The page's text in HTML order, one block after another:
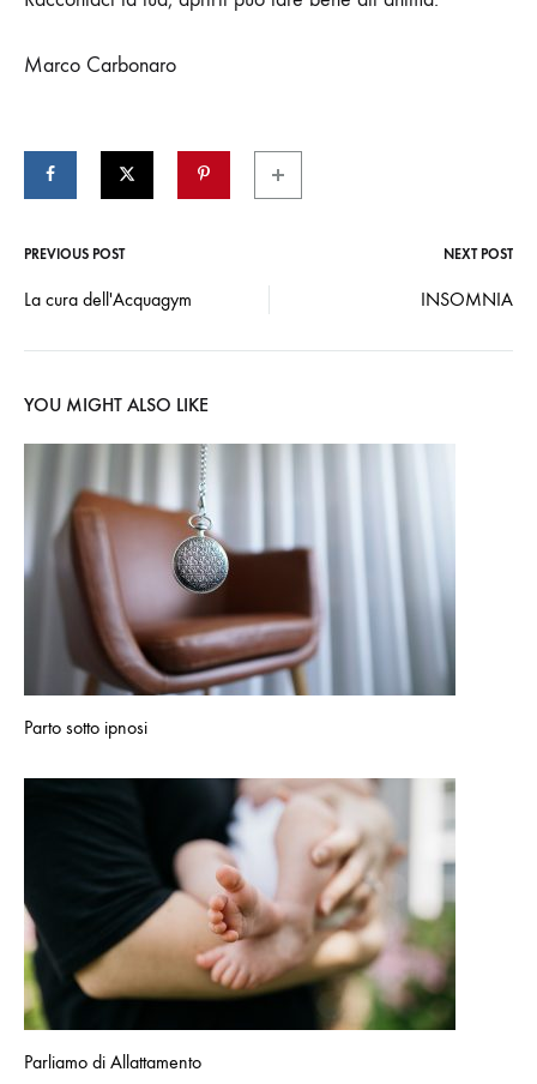
Marco Carbonaro
Post
navigation
PREVIOUS POST NEXT POST
La cura dell'Acquagym INSOMNIA
YOU MIGHT ALSO LIKE
Parto sotto ipnosi
Parliamo di Allattamento